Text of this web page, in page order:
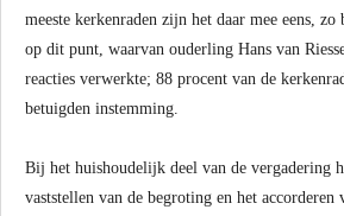
meeste kerkenraden zijn het daar mee eens,
op dit punt, waarvan ouderling Hans van
reacties verwerkte; 88 procent van de
betuigden instemming.
Bij het huishoudelijk deel van de vergadering
vaststellen van de begroting en het accorderen